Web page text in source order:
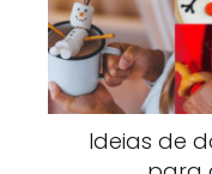
Ideias de